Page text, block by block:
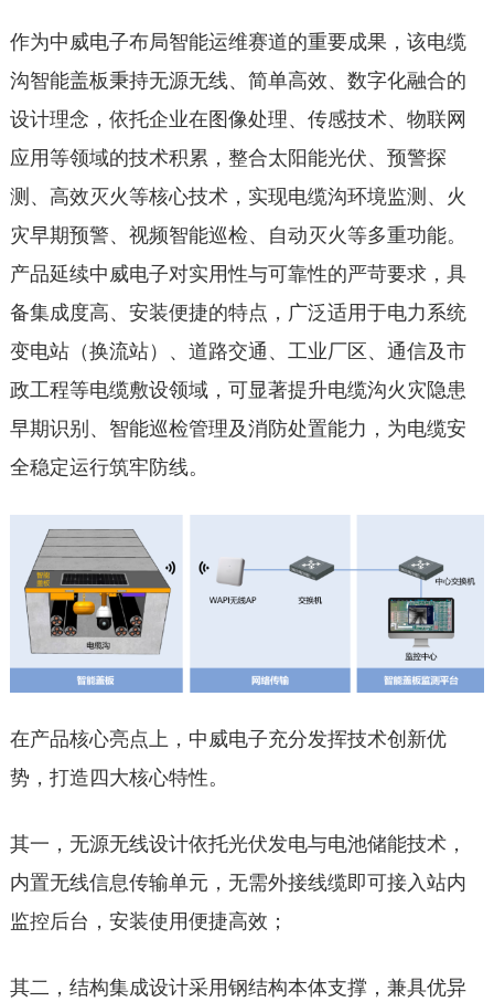
作为中威电子布局智能运维赛道的重要成果，该电缆
沟智能盖板秉持无源无线、简单高效、数字化融合的
设计理念，依托企业在图像处理、传感技术、物联网
应用等领域的技术积累，整合太阳能光伏、预警探
测、高效灭火等核心技术，实现电缆沟环境监测、火
灾早期预警、视频智能巡检、自动灭火等多重功能。
产品延续中威电子对实用性与可靠性的严苛要求，具
备集成度高、安装便捷的特点，广泛适用于电力系统
变电站（换流站）、道路交通、工业厂区、通信及市
政工程等电缆敷设领域，可显著提升电缆沟火灾隐患
早期识别、智能巡检管理及消防处置能力，为电缆安
全稳定运行筑牢防线。
在产品核心亮点上，中威电子充分发挥技术创新优
势，打造四大核心特性。
其一，无源无线设计依托光伏发电与电池储能技术，
内置无线信息传输单元，无需外接线缆即可接入站内
监控后台，安装使用便捷高效；
其二，结构集成设计采用钢结构本体支撑，兼具优异